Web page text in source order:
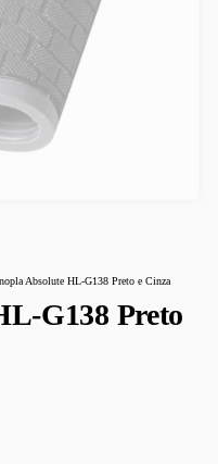
Absolute HL-G138 Preto e Cinza
G138 Preto